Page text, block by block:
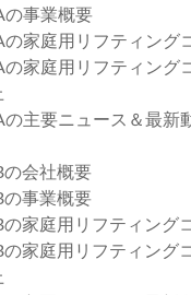
事業概要
家庭用リフティング
家庭用リフティング
主要ニュース＆最新
会社概要
事業概要
家庭用リフティング
家庭用リフティング